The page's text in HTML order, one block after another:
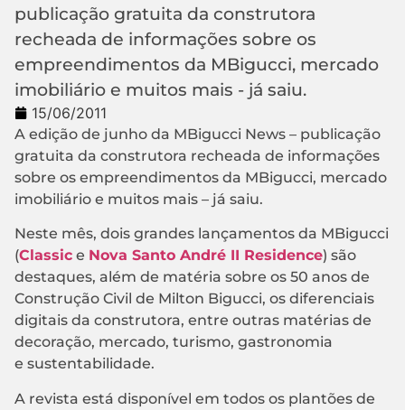
publicação gratuita da construtora
recheada de informações sobre os
empreendimentos da MBigucci, mercado
imobiliário e muitos mais - já saiu.
15/06/2011
A edição de junho da MBigucci News – publicação
gratuita da construtora recheada de informações
sobre os empreendimentos da MBigucci, mercado
imobiliário e muitos mais – já saiu.
Neste mês, dois grandes lançamentos da MBigucci
(Classic e Nova Santo André II Residence) são
destaques, além de matéria sobre os 50 anos de
Construção Civil de Milton Bigucci, os diferenciais
digitais da construtora, entre outras matérias de
decoração, mercado, turismo, gastronomia
e sustentabilidade.
A revista está disponível em todos os plantões de